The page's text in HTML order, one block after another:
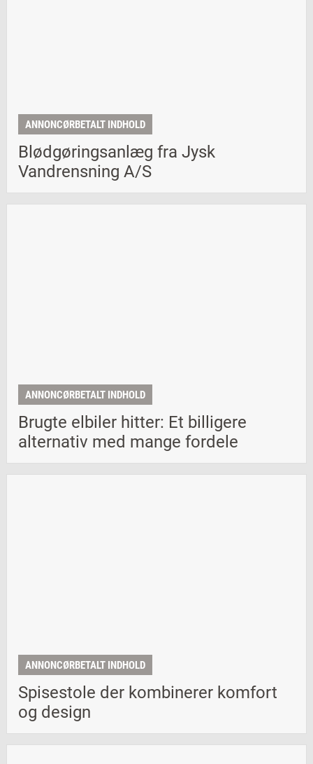
ANNONCØRBETALT INDHOLD
Blødgøringsanlæg fra Jysk
Vandrensning A/S
ANNONCØRBETALT INDHOLD
Brugte elbiler hitter: Et billigere
alternativ med mange fordele
ANNONCØRBETALT INDHOLD
Spisestole der kombinerer komfort
og design